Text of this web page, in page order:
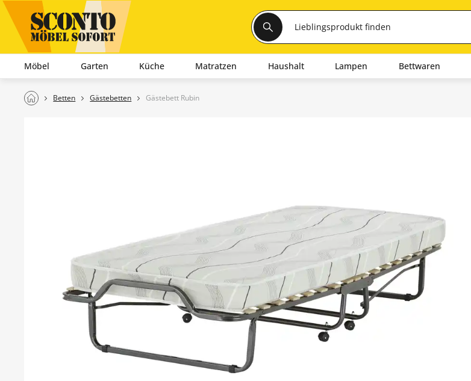
Möbel Garten Küche Matratzen Haushalt Lampen Bettwaren
Betten Gästebetten Gästebett Rubin